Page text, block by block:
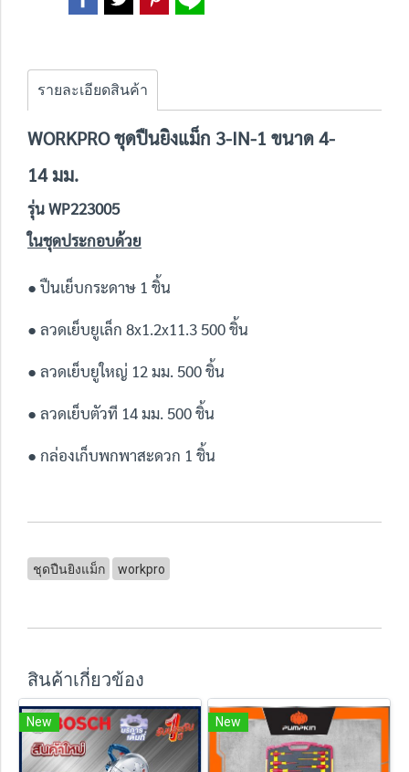
รายละเอียดสินค้า
WORKPRO ชุดปืนยิงแม็ก 3-IN-1 ขนาด 4-
14 มม.
รุ่น WP223005
ในชุดประกอบด้วย
● ปืนเย็บกระดาษ 1 ชิ้น
● ลวดเย็บยูเล็ก 8x1.2x11.3 500 ชิ้น
● ลวดเย็บยูใหญ่ 12 มม. 500 ชิ้น
● ลวดเย็บตัวที 14 มม. 500 ชิ้น
● กล่องเก็บพกพาสะดวก 1 ชิ้น
ชุดปืนยิงแม็ก workpro
สินค้าเกี่ยวข้อง
New New